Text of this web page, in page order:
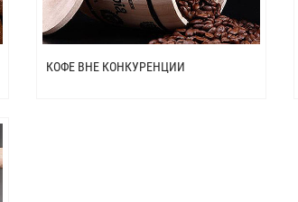
КОФЕ ВНЕ КОНКУРЕНЦИИ